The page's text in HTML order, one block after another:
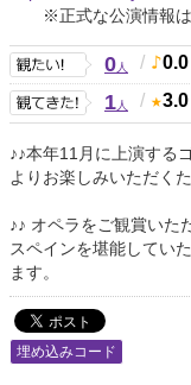
※正式な公演情報
0人 / 0.0
1人 / 3.0
♪♪本年11月に上演する
よりお楽しみいただく
♪♪ オペラをご観賞いた
スペインを堪能してい
ます。
埋め込みコード